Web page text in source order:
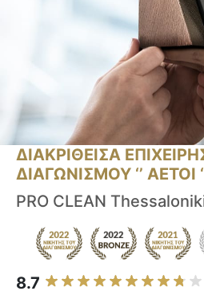
ΔΙΑΚΡΙΘΕΙΣΑ
ΔΙΑΓΩΝΙΣΜΟΥ ‘’ ΑΕΤΟΙ
PRO CLEAN
8.7